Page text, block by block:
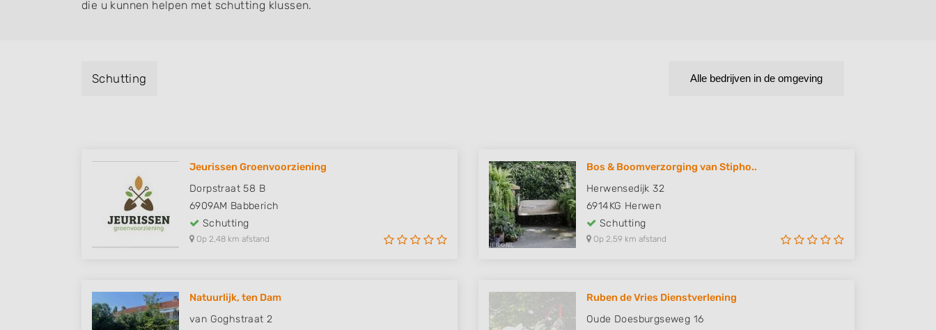
die u kunnen helpen met schutting klussen.
Schutting Alle bedrijven in de omgeving
Jeurissen Groenvoorziening
Dorpstraat 58 B
6909AM Babberich
Schutting
Op 2,48 km afstand
Bos & Boomverzorging van Stipho..
Herwensedijk 32
6914KG Herwen
Schutting
Op 2,59 km afstand
Natuurlijk, ten Dam
van Goghstraat 2
Ruben de Vries Dienstverlening
Oude Doesburgseweg 16